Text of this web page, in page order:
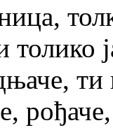
толико
ти